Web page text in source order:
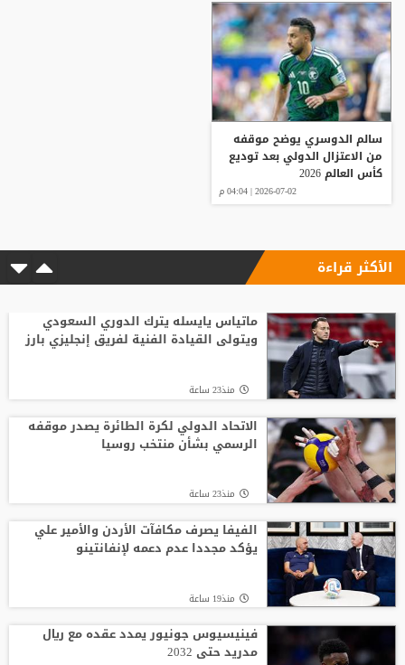
سالم الدوسري يوضح موقفه
من الاعتزال الدولي بعد توديع
كأس العالم 2026
2026-07-02 | 04:04 م
الأكثر قراءة
ماتياس يايسله يترك الدوري السعودي
ويتولى القيادة الفنية لفريق إنجليزي بارز
منذ23 ساعة
الاتحاد الدولي لكرة الطائرة يصدر موقفه
الرسمي بشأن منتخب روسيا
منذ23 ساعة
الفيفا يصرف مكافآت الأردن والأمير علي
يؤكد مجددا عدم دعمه لإنفانتينو
منذ19 ساعة
فينيسيوس جونيور يمدد عقده مع ريال
مدريد حتى 2032